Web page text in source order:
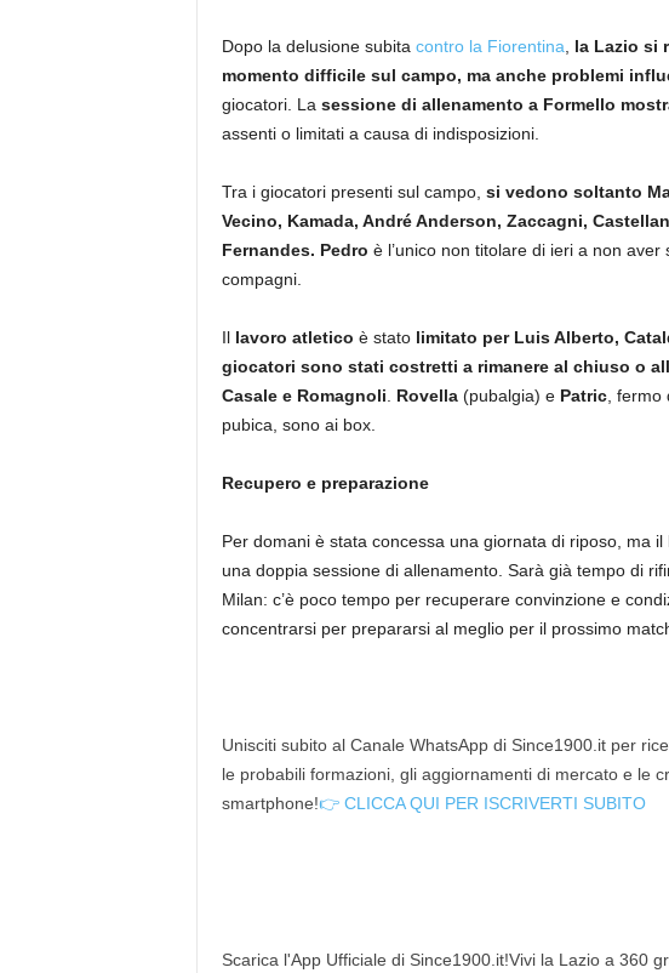
Dopo la delusione subita contro la Fiorentina
la Lazio si
momento difficile sul campo, ma anche problemi
giocatori. La sessione di allenamento a Formello
assenti o limitati a causa di indisposizioni.
Tra i giocatori presenti sul campo, si vedono soltanto
Vecino, Kamada, André Anderson, Zaccagni,
Fernandes. Pedro è l’unico non titolare di ieri a non
compagni.
Il lavoro atletico è stato limitato per Luis Alberto,
giocatori sono stati costretti a rimanere al chiuso o
Casale e Romagnoli
Rovella (pubalgia) e Patric, fermo
pubica, sono ai box.
Recupero e preparazione
Per domani è stata concessa una giornata di riposo, ma
una doppia sessione di allenamento. Sarà già tempo di
Milan: c’è poco tempo per recuperare convinzione e
concentrarsi per prepararsi al meglio per il prossimo
Unisciti subito al Canale WhatsApp di Since1900.it per
le probabili formazioni, gli aggiornamenti di mercato e le
smartphone!👉 CLICCA QUI PER ISCRIVERTI SUBITO
Scarica l'App Ufficiale di Since1900.it!Vivi la Lazio a 360